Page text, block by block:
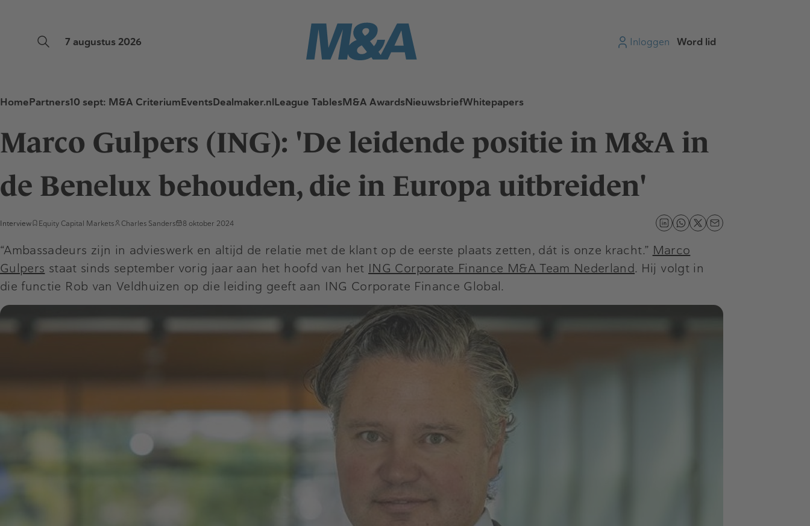
7 augustus 2026 Inloggen Word lid
HomePartners10 sept: M&A CriteriumEventsDealmaker.nlLeague TablesM&A AwardsNieuwsbriefWhitepapers
Marco Gulpers (ING): 'De leidende positie in M&A in
de Benelux behouden, die in Europa uitbreiden'
Interview Equity Capital Markets Charles Sanders 8 oktober 2024
“Ambassadeurs zijn in advieswerk en altijd de relatie met de klant op de eerste plaats zetten, dát is onze kracht.” Marco
Gulpers staat sinds september vorig jaar aan het hoofd van het ING Corporate Finance M&A Team Nederland. Hij volgt in
die functie Rob van Veldhuizen op die leiding geeft aan ING Corporate Finance Global.